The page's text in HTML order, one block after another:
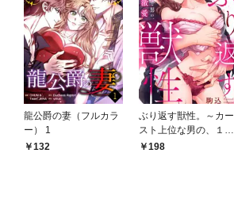
龍公爵の妻（フルカラ
ー） 1
132
ぶり返す獣性。～カー
スト上位な男の、１０
年越しの激愛１
198